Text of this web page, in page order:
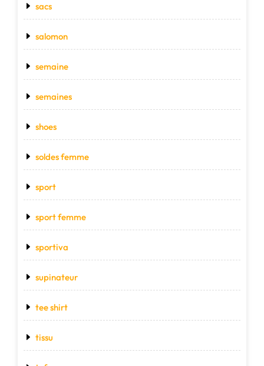
sacs
salomon
semaine
semaines
shoes
soldes femme
sport
sport femme
sportiva
supinateur
tee shirt
tissu